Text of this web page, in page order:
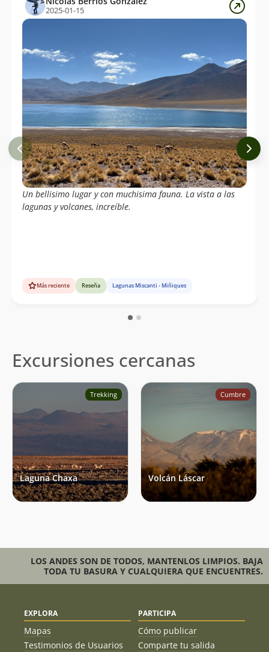
2025-01-15
Un bellisimo lugar y con muchisima fauna. La vista a las
lagunas y volcanes, increíble.
Más reciente Reseña Lagunas Miscanti - Miñiques
Excursiones cercanas
Trekking
Laguna Chaxa
Cumbre
Volcán Láscar
LOS ANDES SON DE TODOS, MANTENLOS LIMPIOS. BAJA
TODA TU BASURA Y CUALQUIERA QUE ENCUENTRES.
EXPLORA
Mapas
Testimonios de Usuarios
PARTICIPA
Cómo publicar
Comparte tu salida